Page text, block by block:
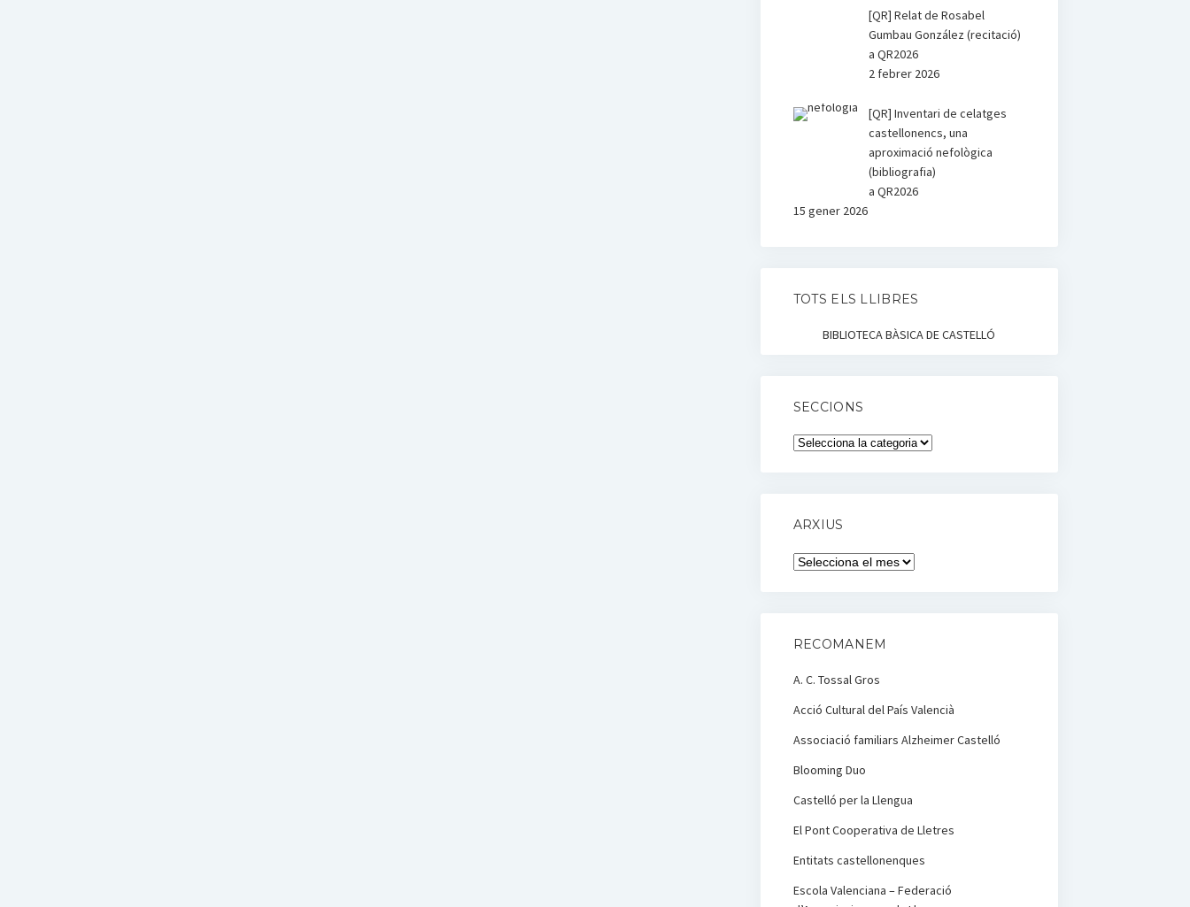
[QR] Relat de Rosabel
Gumbau González (recitació)
a QR2026
2 febrer 2026
[QR] Inventari de celatges
castellonencs, una
aproximació nefològica
(bibliografia)
a QR2026
15 gener 2026
TOTS ELS LLIBRES
BIBLIOTECA BÀSICA DE CASTELLÓ
SECCIONS
Seccions
ARXIUS
Arxius
RECOMANEM
A. C. Tossal Gros
Acció Cultural del País Valencià
Associació familiars Alzheimer Castelló
Blooming Duo
Castelló per la Llengua
El Pont Cooperativa de Lletres
Entitats castellonenques
Escola Valenciana – Federació